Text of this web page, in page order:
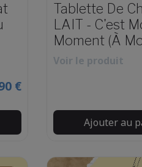
€
Tablette De
LAIT - C'est
Moment (à
Voir le produit
Ajouter au